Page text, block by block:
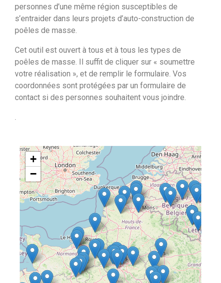
personnes d’une même région susceptibles de
s’entraider dans leurs projets d’auto-construction de
poêles de masse.
Cet outil est ouvert à tous et à tous les types de
poêles de masse. Il suffit de cliquer sur « soumettre
votre réalisation », et de remplir le formulaire. Vos
coordonnées sont protégées par un formulaire de
contact si des personnes souhaitent vous joindre.
.
+
−